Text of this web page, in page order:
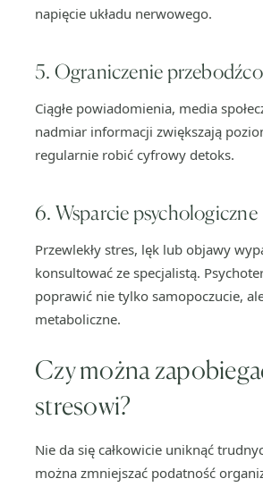
napięcie układu nerwowego.
5. Ograniczenie
Ciągłe powiadomienia, media
nadmiar informacji zwiększają
regularnie robić cyfrowy detoks.
6. Wsparcie psychologiczne
Przewlekły stres, lęk lub objawy
konsultować ze specjalistą.
poprawić nie tylko samopoczucie,
metaboliczne.
Czy można
stresowi?
Nie da się całkowicie uniknąć
można zmniejszać podatność